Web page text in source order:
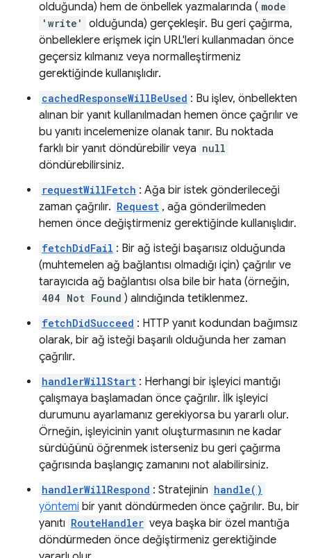
olduğunda) hem de önbellek yazmalarında ( mode
'write'
olduğunda) gerçekleşir. Bu geri çağırma,
önbelleklere erişmek için URL'leri kullanmadan önce
geçersiz kılmanız veya normalleştirmeniz
gerektiğinde kullanışlıdır.
cachedResponseWillBeUsed : Bu işlev, önbellekten
alınan bir yanıt kullanılmadan hemen önce çağrılır ve
bu yanıtı incelemenize olanak tanır. Bu noktada
farklı bir yanıt döndürebilir veya null
döndürebilirsiniz.
requestWillFetch : Ağa bir istek gönderileceği
zaman çağrılır. Request , ağa gönderilmeden
hemen önce değiştirmeniz gerektiğinde kullanışlıdır.
fetchDidFail : Bir ağ isteği başarısız olduğunda
(muhtemelen ağ bağlantısı olmadığı için) çağrılır ve
tarayıcıda ağ bağlantısı olsa bile bir hata (örneğin,
404 Not Found ) alındığında tetiklenmez.
fetchDidSucceed : HTTP yanıt kodundan bağımsız
olarak, bir ağ isteği başarılı olduğunda her zaman
çağrılır.
handlerWillStart : Herhangi bir işleyici mantığı
çalışmaya başlamadan önce çağrılır. İlk işleyici
durumunu ayarlamanız gerekiyorsa bu yararlı olur.
Örneğin, işleyicinin yanıt oluşturmasının ne kadar
sürdüğünü öğrenmek isterseniz bu geri çağırma
çağrısında başlangıç zamanını not alabilirsiniz.
handlerWillRespond : Stratejinin handle()
yöntemi bir yanıt döndürmeden önce çağrılır. Bu, bir
yanıtı RouteHandler veya başka bir özel mantığa
döndürmeden önce değiştirmeniz gerektiğinde